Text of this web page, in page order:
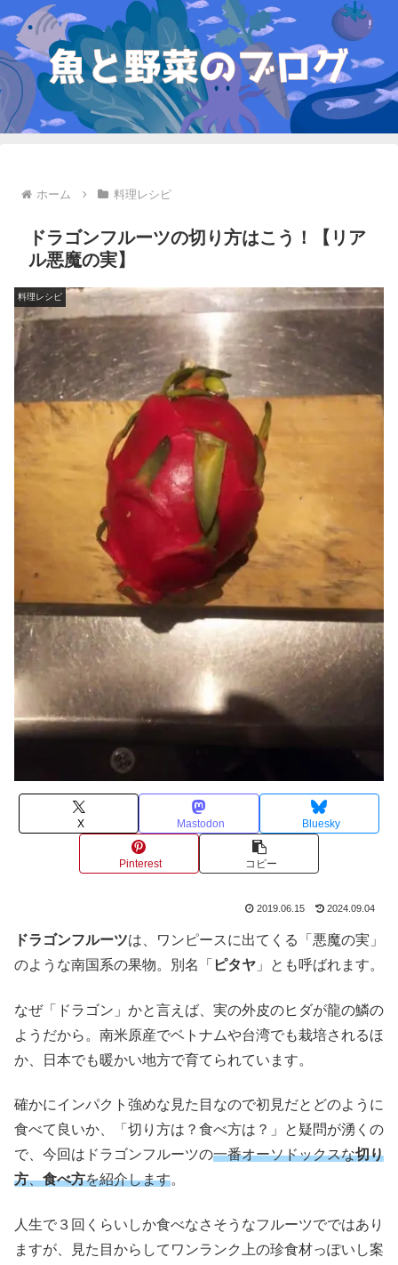
ホーム 料理レシピ
ドラゴンフルーツの切り方はこう！【リア
ル悪魔の実】
料理レシピ
X Mastodon Bluesky
Pinterest コピー
2019.06.15 2024.09.04
ドラゴンフルーツは、ワンピースに出てくる「悪魔の実」
のような南国系の果物。別名「 ピタヤ 」とも呼ばれます。
なぜ「ドラゴン」かと言えば、実の外皮のヒダが龍の鱗の
ようだから。南米原産でベトナムや台湾でも栽培されるほ
か、日本でも暖かい地方で育てられています。
確かにインパクト強めな見た目なので初見だとどのように
食べて良いか、「切り方は？食べ方は？」と疑問が湧くの
で、今回はドラゴンフルーツの一番オーソドックスな切り
方、食べ方を紹介します。
人生で３回くらいしか食べなさそうなフルーツでではあり
ますが、見た目からしてワンランク上の珍食材っぽいし案